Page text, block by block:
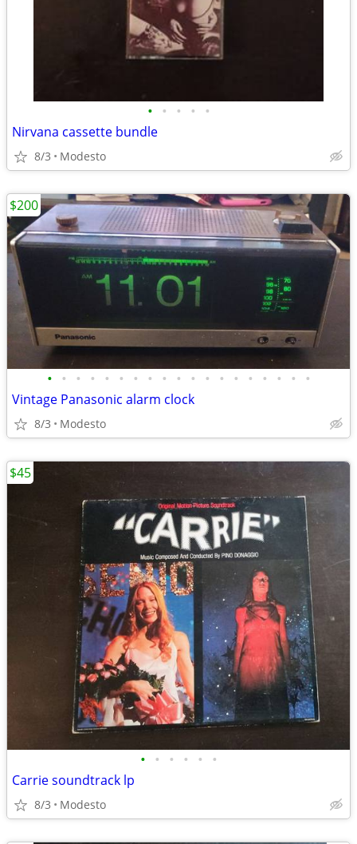
• • • • •
Nirvana cassette bundle
8/3 Modesto
• • • • • • • • • • • • • • • • • • •
Vintage Panasonic alarm clock
8/3 Modesto
$200
• • • • • •
Carrie soundtrack lp
8/3 Modesto
$45